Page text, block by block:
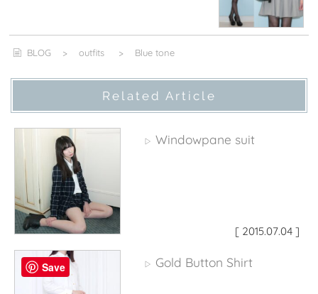
BLOG > outfits > Blue tone
Related Article
▷ Windowpane suit
[ 2015.07.04 ]
▷ Gold Button Shirt
Save